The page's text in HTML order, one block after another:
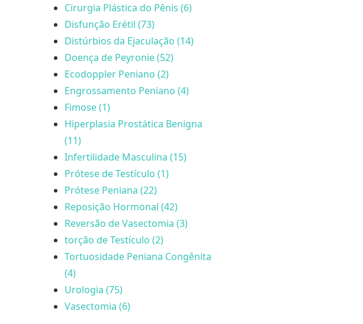
Cirurgia Plástica do Pênis (6)
Disfunção Erétil (73)
Distúrbios da Ejaculação (14)
Doença de Peyronie (52)
Ecodoppler Peniano (2)
Engrossamento Peniano (4)
Fimose (1)
Hiperplasia Prostática Benigna
(11)
Infertilidade Masculina (15)
Prótese de Testículo (1)
Prótese Peniana (22)
Reposição Hormonal (42)
Reversão de Vasectomia (3)
torção de Testículo (2)
Tortuosidade Peniana Congênita
(4)
Urologia (75)
Vasectomia (6)